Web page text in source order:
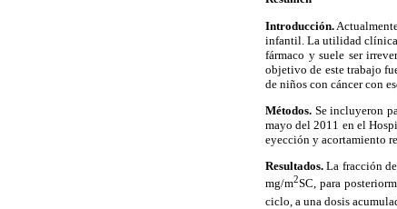
Introducción.
infantil. La utilidad clínica
fármaco y suele ser
objetivo de este trabajo
de niños con cáncer con
Métodos. Se incluyeron
mayo del 2011 en el
eyección y acortamiento
Resultados. La fracción
mg/m2SC, para
ciclo, a una dosis